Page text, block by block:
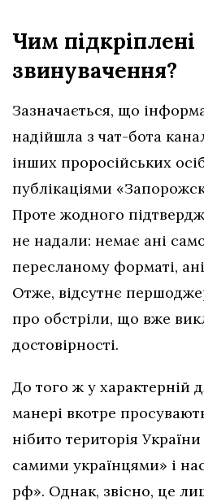
Чим підкріплені
звинувачення?
Зазначається, що
надійшла з чат-бота
інших проросійських
публікаціями
Проте жодного
не надали: немає ані
пересланому форматі,
Отже, відсутнє
про обстріли, що вже
достовірності.
До того ж у характерній
манері вкотре
нібито територія
самими українцями» і
рф». Однак, звісно, це